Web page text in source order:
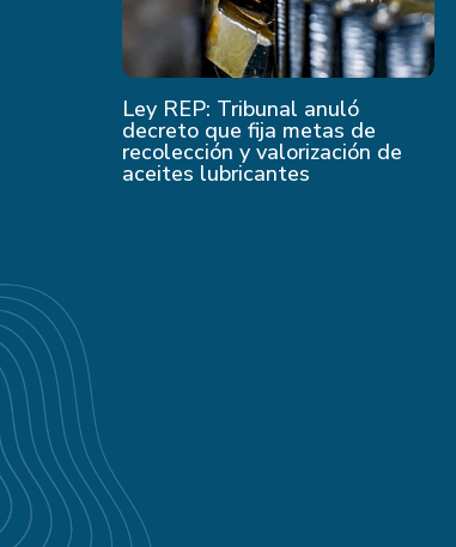
Ley REP: Tribunal anuló
decreto que fija metas de
recolección y valorización de
aceites lubricantes